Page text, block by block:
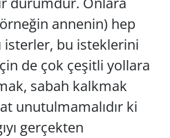
annenin) hep
isterler, bu isteklerini
de çok çeşitli yollara
sabah kalkmak
unutulmamalıdır ki
gerçekten